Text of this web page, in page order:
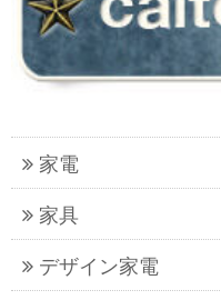
家電
家具
デザイン家電